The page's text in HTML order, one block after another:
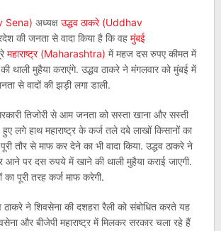
Sena) अध्यक्ष उद्धव ठाकरे (Uddhav
की जनता से वादा किया है कि वह मुंबई
महाराष्ट्र (Maharashtra) में महज दस रुपए कीमत में
थाली मुहैया कराएंगे. उद्धव ठाकरे ने मंगलवार को मुंबई में
से वादों की झड़ी लगा डाली.
तिजोरी से आम जनता को सस्ता खाना और सस्ती
हुए लगे हाथ महाराष्ट्र के कर्ज तले दबे लाखों किसानों का
तौर से माफ कर देने का भी वादा किया. उद्धव ठाकरे ने
आने पर दस रुपये में खाने की थाली मुहैया कराई जाएगी.
का पूरी तरह कर्ज माफ करेगी.
ठाकरे ने शिवसेना की दशहरा रैली को संबोधित करते यह
और बीजेपी महाराष्ट्र में मिलकर सरकार चला रहे हैं